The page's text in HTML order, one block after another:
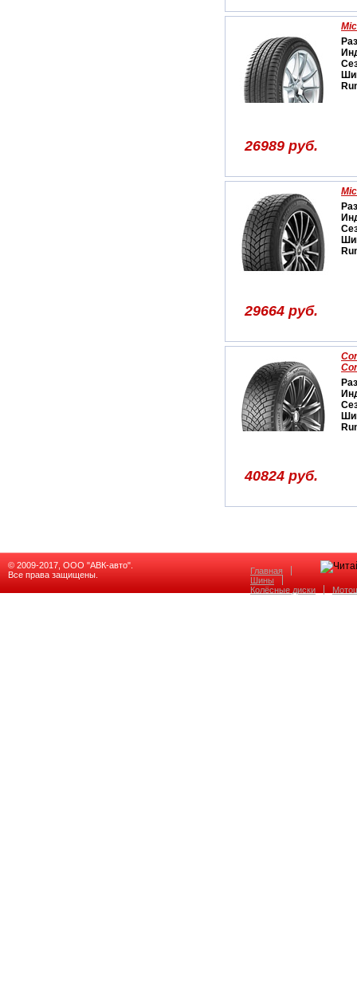
26989 руб.
29664 руб.
40824 руб.
© 2009-2017, ООО "АВК-авто".
Все права защищены.
Главная
Шины
Колёсные диски